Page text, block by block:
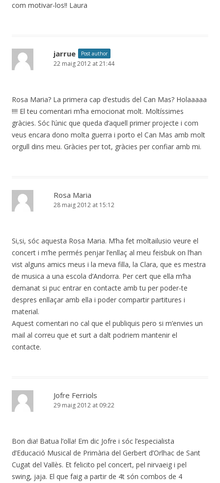
com motivar-los!! Laura
jarrue Post author
22 maig 2012 at 21:44
Rosa Maria? La primera cap d’estudis del Can Mas? Holaaaaa
!!!! El teu comentari m’ha emocionat molt. Moltíssimes
gràcies. Sóc l’únic que queda d’aquell primer projecte i com
veus encara dono molta guerra i porto el Can Mas amb molt
orgull dins meu. Gràcies per tot, gràcies per confiar amb mi.
Rosa Maria
28 maig 2012 at 15:12
Si,si, sóc aquesta Rosa Maria. M’ha fet moltailusio veure el
concert i m’he permés penjar l’enllaç al meu feisbuk on l’han
vist alguns amics meus i la meva filla, la Clara, que es mestra
de musica a una escola d’Andorra. Per cert que ella m’ha
demanat si puc entrar en contacte amb tu per poder-te
despres enllaçar amb ella i poder compartir partitures i
material.
Aquest comentari no cal que el publiquis pero si m’envies un
mail al correu que et surt a dalt podriem mantenir el
contacte.
Jofre Ferriols
29 maig 2012 at 09:22
Bon dia! Batua l’olla! Em dic Jofre i sóc l’especialista
d’Educació Musical de Primària del Gerbert d’Orlhac de Sant
Cugat del Vallès. Et felicito pel concert, pel nirvaeig i pel
swing, jaja. El que faig a partir de 4t són combos de 4